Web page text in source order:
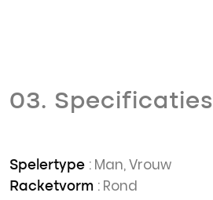
03. Specificaties
Spelertype : Man, Vrouw
Racketvorm : Rond